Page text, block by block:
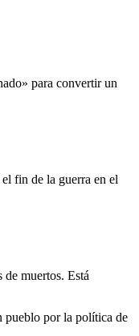
para convertir un
fin de la guerra en el
muertos. Está
pueblo por la política de